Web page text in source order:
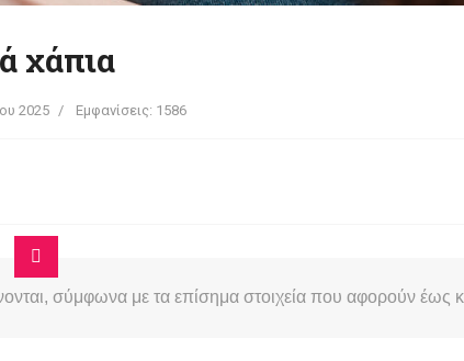
χάπια
2025 Εμφανίσεις: 1586
σύμφωνα με τα επίσημα στοιχεία που αφορούν έως